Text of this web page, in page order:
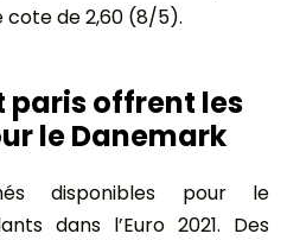
cote de 2,60 (8/5).
paris offrent les
le Danemark
disponibles pour le
dans l’Euro 2021. Des